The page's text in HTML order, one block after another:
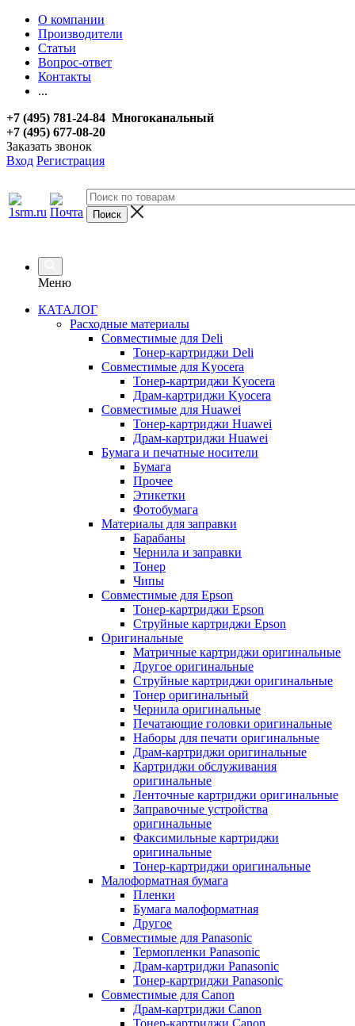
О компании
Производители
Статьи
Вопрос-ответ
Контакты
...
+7 (495) 781-24-84 Многоканальный
+7 (495) 677-08-20
Заказать звонок
Вход Регистрация
Меню
КАТАЛОГ
Расходные материалы
Совместимые для Deli
Тонер-картриджи Deli
Совместимые для Kyocera
Тонер-картриджи Kyocera
Драм-картриджи Kyocera
Совместимые для Huawei
Тонер-картриджи Huawei
Драм-картриджи Huawei
Бумага и печатные носители
Бумага
Прочее
Этикетки
Фотобумага
Материалы для заправки
Барабаны
Чернила и заправки
Тонер
Чипы
Совместимые для Epson
Тонер-картриджи Epson
Струйные картриджи Epson
Оригинальные
Матричные картриджи оригинальные
Другое оригинальные
Струйные картриджи оригинальные
Тонер оригинальный
Чернила оригинальные
Печатающие головки оригинальные
Наборы для печати оригинальные
Драм-картриджи оригинальные
Картриджи обслуживания
оригинальные
Ленточные картриджи оригинальные
Заправочные устройства
оригинальные
Факсимильные картриджи
оригинальные
Тонер-картриджи оригинальные
Малоформатная бумага
Пленки
Бумага малоформатная
Другое
Совместимые для Panasonic
Термопленки Panasonic
Драм-картриджи Panasonic
Тонер-картриджи Panasonic
Совместимые для Canon
Драм-картриджи Canon
Тонер-картриджи Canon